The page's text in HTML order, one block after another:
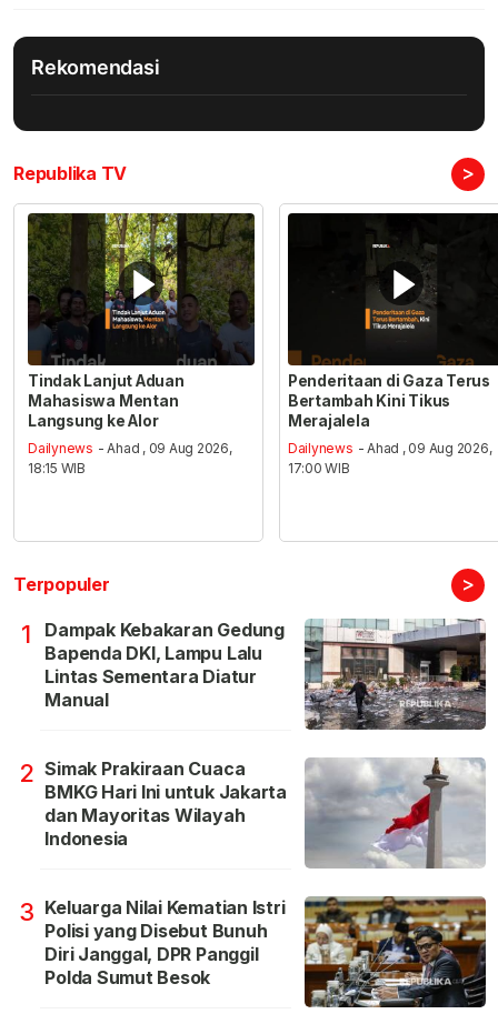
Rekomendasi
Republika TV >
Tindak Lanjut Aduan
Mahasiswa Mentan
Langsung ke Alor
Dailynews - Ahad , 09 Aug 2026,
18:15 WIB
Penderitaan di Gaza Terus
Bertambah Kini Tikus
Merajalela
Dailynews - Ahad , 09 Aug 2026,
17:00 WIB
Terpopuler >
1
Dampak Kebakaran Gedung
Bapenda DKI, Lampu Lalu
Lintas Sementara Diatur
Manual
2 Simak Prakiraan Cuaca
BMKG Hari Ini untuk Jakarta
dan Mayoritas Wilayah
Indonesia
3 Keluarga Nilai Kematian Istri
Polisi yang Disebut Bunuh
Diri Janggal, DPR Panggil
Polda Sumut Besok